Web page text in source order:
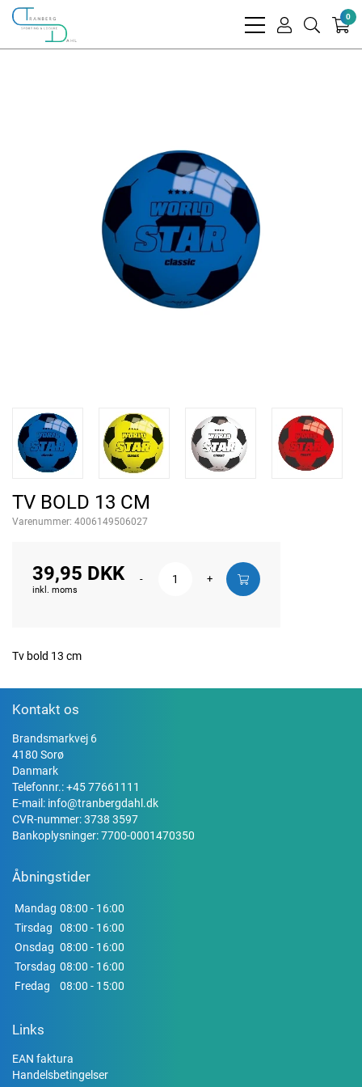
bars
user
search
0
TV BOLD 13 CM
Varenummer: 4006149506027
39,95 DKK
inkl. moms
- +
Tv bold 13 cm
Kontakt os
Brandsmarkvej 6
4180 Sorø
Danmark
Telefonnr.:+45 77661111
E-mail: info@tranbergdahl.dk
CVR-nummer: 3738 3597
Bankoplysninger: 7700-0001470350
Åbningstider
Mandag 08:00 - 16:00
Tirsdag
08:00 - 16:00
Onsdag 08:00 - 16:00
Torsdag 08:00 - 16:00
Fredag
08:00 - 15:00
Links
EAN faktura
Handelsbetingelser